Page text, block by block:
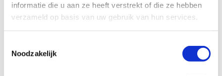
informatie die u aan ze heeft verstrekt of die ze hebben
verzameld op basis van uw gebruik van hun services.
Noodzakelijk
Via Whatsapp